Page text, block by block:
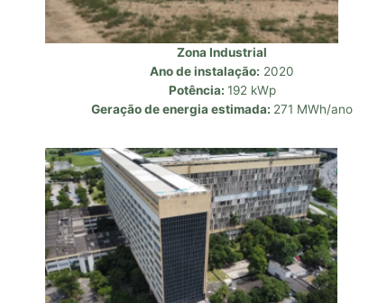
Zona Industrial
Ano de instalação: 2020
Potência: 192 kWp
Geração de energia estimada: 271 MWh/ano